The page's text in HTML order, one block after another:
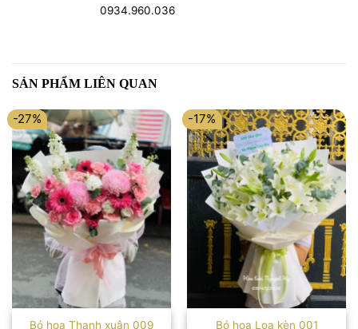
0934.960.036
SẢN PHẨM LIÊN QUAN
-27%
Bó hoa Thanh xuân 009
-17%
Bó hoa Loa kèn 001